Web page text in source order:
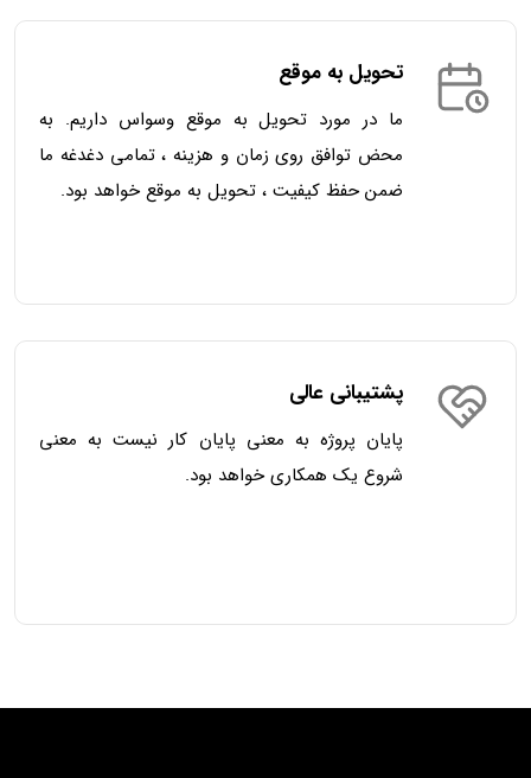
تحویل به موقع
ما در مورد تحویل به موقع وسواس داریم. به
محض توافق روی زمان و هزینه ، تمامی دغدغه ما
ضمن حفظ کیفیت ، تحویل به موقع خواهد بود.
پشتیبانی عالی
پایان پروژه به معنی پایان کار نیست به معنی
شروع یک همکاری خواهد بود.